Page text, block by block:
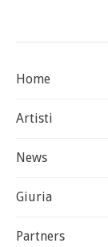
Home
Artisti
News
Giuria
Partners